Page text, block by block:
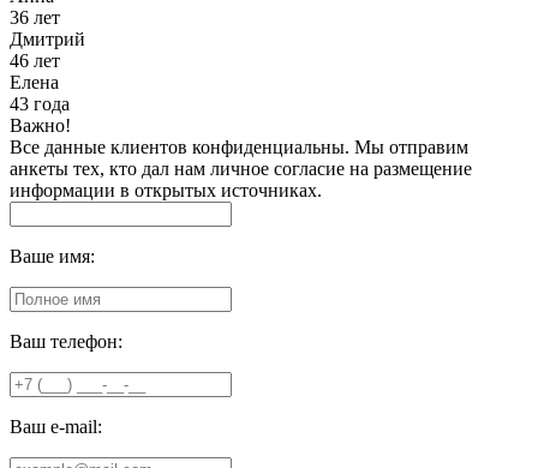
36 лет
Дмитрий
46 лет
Елена
43 года
Важно!
Все данные клиентов конфиденциальны. Мы отправим
анкеты тех, кто дал нам личное согласие на размещение
информации в открытых источниках.
Ваше имя:
Ваш телефон:
Ваш e-mail: